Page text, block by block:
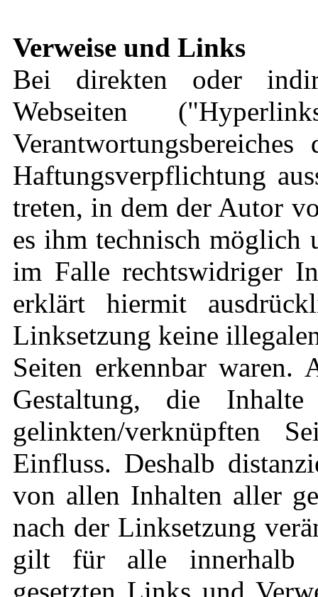
Verweise und Links
Bei direkten oder
Webseiten
Haftungsverpflichtung
treten, in dem der Autor
es ihm technisch möglich
im Falle rechtswidriger
erklärt hiermit
Linksetzung keine
Seiten erkennbar
Gestaltung, die
gelinkten/verknüpften
Einfluss. Deshalb
von allen Inhalten aller
nach der Linksetzung
gilt für alle innerhalb